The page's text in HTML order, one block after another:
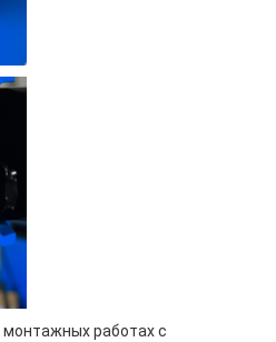
монтажных работах с